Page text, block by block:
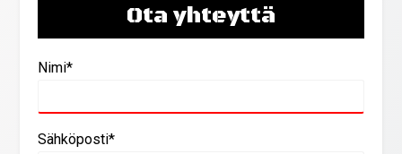
Ota yhteyttä
Nimi*
Sähköposti*